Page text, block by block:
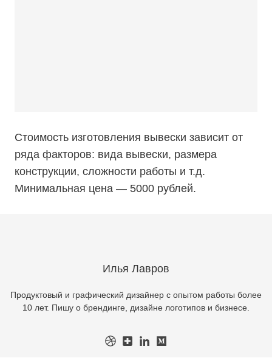
Стоимость изготовления вывески зависит от
ряда факторов: вида вывески, размера
конструкции, сложности работы и т.д.
Минимальная цена — 5000 рублей.
Илья Лавров
Продуктовый и графический дизайнер с опытом работы более
10 лет. Пишу о брендинге, дизайне логотипов и бизнесе.